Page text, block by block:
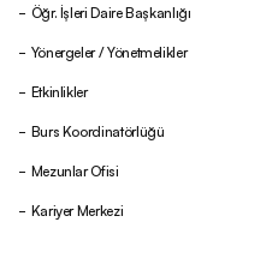
Öğr. İşleri Daire Başkanlığı
Yönergeler / Yönetmelikler
Etkinlikler
Burs Koordinatörlüğü
Mezunlar Ofisi
Kariyer Merkezi